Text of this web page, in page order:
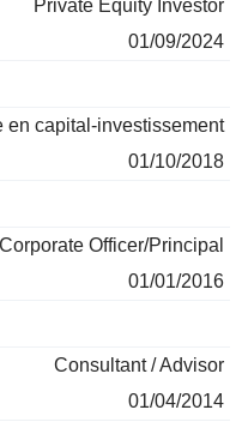
Private Equity Investor
01/09/2024
en capital-investissement
01/10/2018
Corporate Officer/Principal
01/01/2016
Consultant / Advisor
01/04/2014